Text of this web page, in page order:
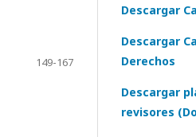
149-167
Descargar
Descargar
Derechos
Descargar
revisores